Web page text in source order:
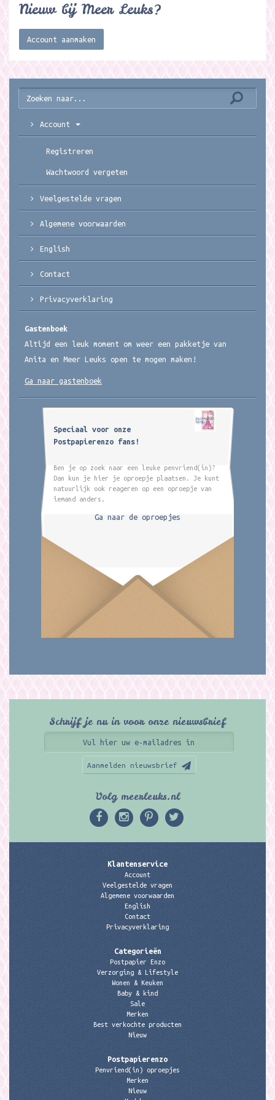
Nieuw bij Meer Leuks?
Account aanmaken
Account
Registreren
Wachtwoord vergeten
Veelgestelde vragen
Algemene voorwaarden
English
Contact
Privacyverklaring
Gastenboek
Altijd een leuk moment om weer een pakketje van
Anita en Meer Leuks open te mogen maken!
Ga naar gastenboek
Speciaal voor onze
Postpapierenzo fans!
Ben je op zoek naar een leuke penvriend(in)?
Dan kun je hier je oproepje plaatsen. Je kunt
natuurlijk ook reageren op een oproepje van
iemand anders.
Ga naar de oproepjes
Schrijf je nu in voor onze nieuwsbrief
Aanmelden nieuwsbrief
Volg meerleuks.nl
Klantenservice
Account
Veelgestelde vragen
Algemene voorwaarden
English
Contact
Privacyverklaring
Categorieën
Postpapier Enzo
Verzorging & Lifestyle
Wonen & Keuken
Baby & kind
Sale
Merken
Best verkochte producten
Nieuw
Postpapierenzo
Penvriend(in) oproepjes
Merken
Nieuw